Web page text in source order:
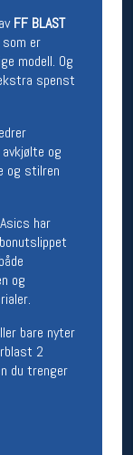
FF BLAST
som er
modell. Og
spenst
og
og stilren
har
og
bare nyter
2
du trenger